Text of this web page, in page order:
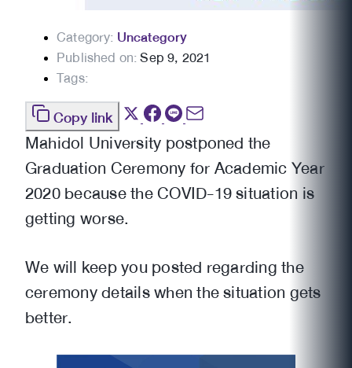
Category: Uncategory
Published on:Sep 9, 2021
Tags:
Copy link
Mahidol University postponed the
Graduation Ceremony for Academic Year
2020 because the COVID-19 situation is
getting worse.
We will keep you posted regarding the
ceremony details when the situation gets
better.